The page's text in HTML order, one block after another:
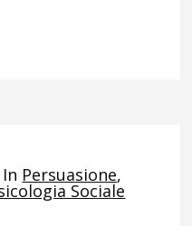
In Persuasione,
Sociale